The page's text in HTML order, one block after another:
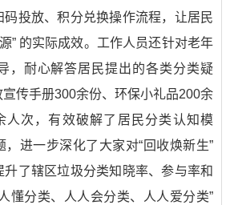
投放、积分兑换操作流程，让居民
” 的实际成效。工作人员还针对老年
，耐心解答居民提出的各类分类疑
传手册300余份、环保小礼品200余
人次，有效破解了居民分类认知模
进一步深化了大家对“回收焕新生”
升了辖区垃圾分类知晓率、参与率和
懂分类、人人会分类、人人爱分类”